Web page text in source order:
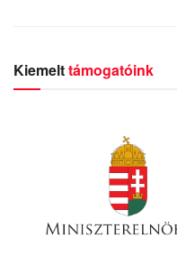
Kiemelttámogatóink